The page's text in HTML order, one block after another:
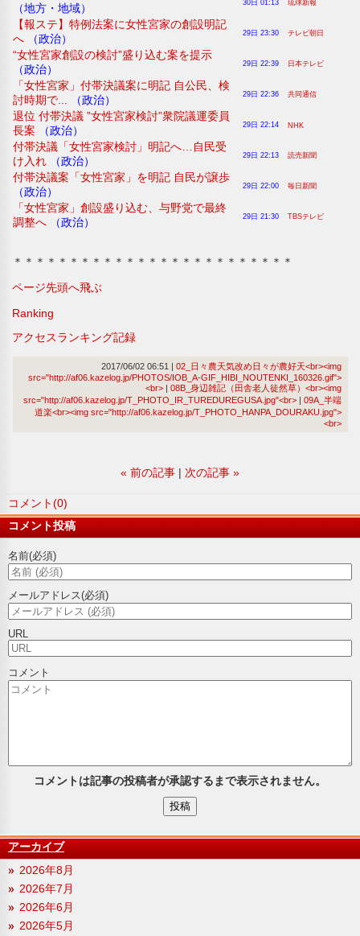
（地方・地域） 30日 01:13 琉球新報
【報ステ】特例法案に女性宮家の創設明記
へ （政治） 29日 23:30 テレビ朝日
“女性宮家創設の検討”盛り込む案を提示
（政治）
29日 22:39 日本テレビ
「女性宮家」付帯決議案に明記 自公民、検
討時期で...
（政治） 29日 22:36 共同通信
退位 付帯決議 ”女性宮家検討”衆院議運委員
長案 （政治） 29日 22:14 NHK
付帯決議「女性宮家検討」明記へ…自民受
け入れ （政治） 29日 22:13 読売新聞
付帯決議案「女性宮家」を明記 自民が譲歩
（政治）
29日 22:00 毎日新聞
「女性宮家」創設盛り込む、与野党で最終
調整へ （政治） 29日 21:30 TBSテレビ
＊＊＊＊＊＊＊＊＊＊＊＊＊＊＊＊＊＊＊＊＊＊＊＊＊
ページ先頭へ飛ぶ
Ranking
アクセスランキング記録
2017/06/02 06:51
02_日々農天気改め日々が農好天<br><img
src="http://af06.kazelog.jp/PHOTOS/IOB_A-GIF_HIBI_NOUTENKI_160326.gif">
<br>
08B_身辺雑記（田舎老人徒然草）<br><img
src="http://af06.kazelog.jp/T_PHOTO_IR_TUREDUREGUSA.jpg"<br>
09A_半端
道楽<br><img src="http://af06.kazelog.jp/T_PHOTO_HANPA_DOURAKU.jpg">
<br>
« 前の記事 次の記事 »
コメント(0)
コメント投稿
名前(必須)
メールアドレス(必須)
URL
コメント
コメントは記事の投稿者が承認するまで表示されません。
アーカイブ
2026年8月
2026年7月
2026年6月
2026年5月